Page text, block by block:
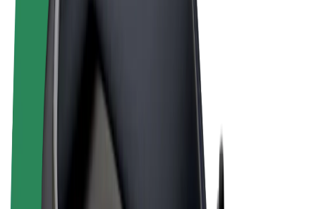
Produkty
Bolt Market
Bolt Food
Bolt for Business